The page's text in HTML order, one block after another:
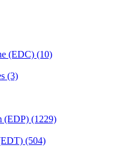
(EDC) (10)
(3)
(EDP) (1229)
(504)